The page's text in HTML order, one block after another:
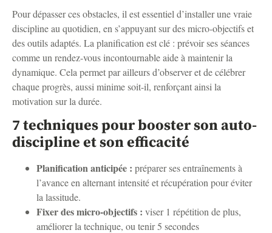
Pour dépasser ces obstacles, il est essentiel d’installer une vraie
discipline au quotidien, en s’appuyant sur des micro-objectifs et
des outils adaptés. La planification est clé : prévoir ses séances
comme un rendez-vous incontournable aide à maintenir la
dynamique. Cela permet par ailleurs d’observer et de célébrer
chaque progrès, aussi minime soit-il, renforçant ainsi la
motivation sur la durée.
7 techniques pour booster son auto-
discipline et son efficacité
Planification anticipée : préparer ses entraînements à
l’avance en alternant intensité et récupération pour éviter
la lassitude.
Fixer des micro-objectifs : viser 1 répétition de plus,
améliorer la technique, ou tenir 5 secondes